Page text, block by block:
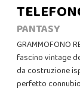
PANTASY
GRAMMOFONO
fascino vintage
da costruzione
perfetto